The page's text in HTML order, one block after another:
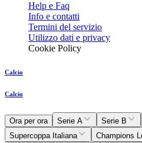
Help e Faq
Info e contatti
Termini del servizio
Utilizzo dati e privacy
Cookie Policy
Calcio
Calcio
Ora per ora Serie A Serie B
Supercoppa Italiana
Champions